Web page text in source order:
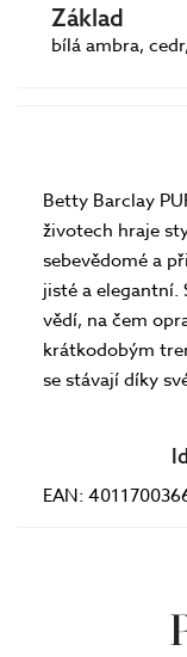
Základ
bílá ambra,
Betty Barclay
životech hraje
sebevědomé a
jisté a
vědí, na čem
krátkodobým
se stávají díky
EAN: